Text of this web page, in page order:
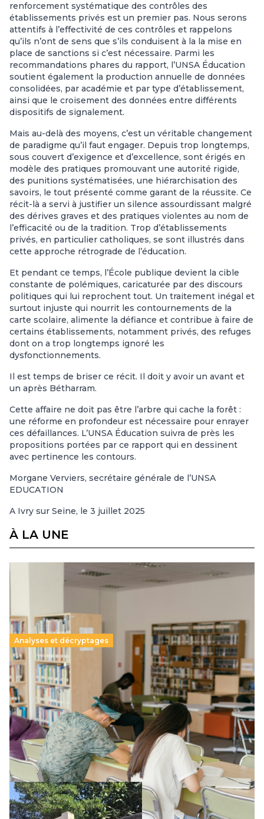
renforcement systématique des contrôles des
établissements privés est un premier pas. Nous serons
attentifs à l’effectivité de ces contrôles et rappelons
qu’ils n’ont de sens que s’ils conduisent à la la mise en
place de sanctions si c’est nécessaire. Parmi les
recommandations phares du rapport, l’UNSA Éducation
soutient également la production annuelle de données
consolidées, par académie et par type d’établissement,
ainsi que le croisement des données entre différents
dispositifs de signalement.
Mais au-delà des moyens, c’est un véritable changement
de paradigme qu’il faut engager. Depuis trop longtemps,
sous couvert d’exigence et d’excellence, sont érigés en
modèle des pratiques promouvant une autorité rigide,
des punitions systématisées, une hiérarchisation des
savoirs, le tout présenté comme garant de la réussite. Ce
récit-là a servi à justifier un silence assourdissant malgré
des dérives graves et des pratiques violentes au nom de
l’efficacité ou de la tradition. Trop d’établissements
privés, en particulier catholiques, se sont illustrés dans
cette approche rétrograde de l’éducation.
Et pendant ce temps, l’École publique devient la cible
constante de polémiques, caricaturée par des discours
politiques qui lui reprochent tout. Un traitement inégal et
surtout injuste qui nourrit les contournements de la
carte scolaire, alimente la défiance et contribue à faire de
certains établissements, notamment privés, des refuges
dont on a trop longtemps ignoré les
dysfonctionnements.
Il est temps de briser ce récit. Il doit y avoir un avant et
un après Bétharram.
Cette affaire ne doit pas être l’arbre qui cache la forêt :
une réforme en profondeur est nécessaire pour enrayer
ces défaillances. L’UNSA Éducation suivra de près les
propositions portées par ce rapport qui en dessinent
avec pertinence les contours.
Morgane Verviers, secrétaire générale de l’UNSA
EDUCATION
A Ivry sur Seine, le 3 juillet 2025
À LA UNE
Analyses et décryptages
Supérieur privé : une dérive qui met à mal la
promesse républicaine
11 juillet 2026-
Le projet de loi sur la régulation de l’enseignement
supérieur privé met en lumière l’amplification d’un système
qui relègue l’acte pédagogique au superfétatoire, voire à…
Lire la suite →